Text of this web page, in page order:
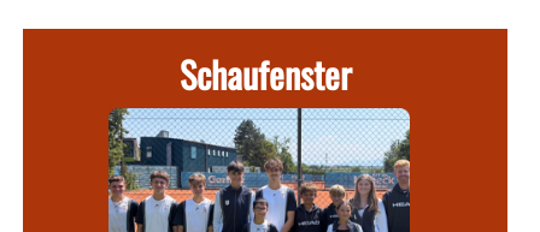
Schaufenster